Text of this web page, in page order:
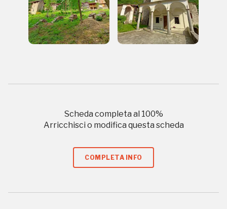
Scheda completa al 100%
Arricchisci o modifica questa scheda
COMPLETA INFO
Gratis
Sansevero
Napoli
Milano